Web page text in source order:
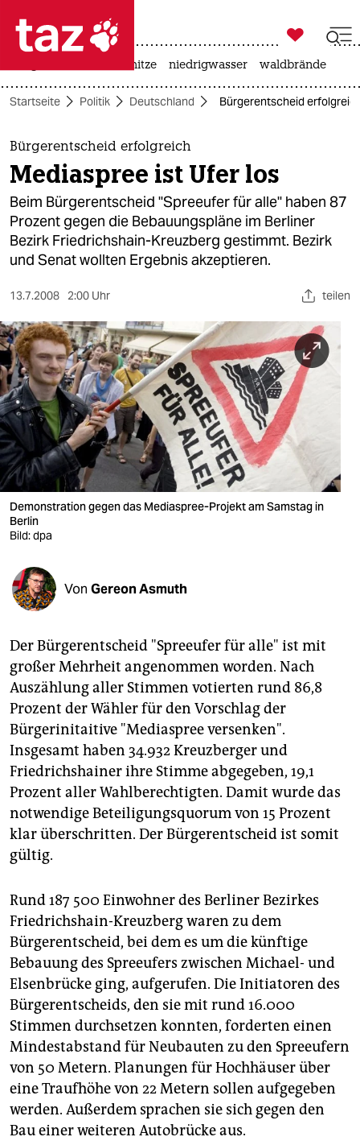
 taz zahl ich
taz zahl ich
themen
politik
öko
gesellschaft
kultur
sport
berlin
nord
wahrheit
verlag
verlag
veranstaltungen
shop
fragen & hilfe
abo
genossenschaft
epaper login

taz zahl ich
hitze niedrigwasser waldbrände
Startseite Politik Deutschland Bürgerentscheid
Bürgerentscheid erfolgreich
Mediaspree ist Ufer los
Beim Bürgerentscheid "Spreeufer für alle" haben 87
Prozent gegen die Bebauungspläne im Berliner
Bezirk Friedrichshain-Kreuzberg gestimmt. Bezirk
und Senat wollten Ergebnis akzeptieren.
13.7.2008 2:00 Uhr teilen
Demonstration gegen das Mediaspree-Projekt am Samstag in
Berlin
Bild: dpa
Von Gereon Asmuth
Der Bürgerentscheid "Spreeufer für alle" ist mit
großer Mehrheit angenommen worden. Nach
Auszählung aller Stimmen votierten rund 86,8
Prozent der Wähler für den Vorschlag der
Bürgerinitaitive "Mediaspree versenken".
Insgesamt haben 34.932 Kreuzberger und
Friedrichshainer ihre Stimme abgegeben, 19,1
Prozent aller Wahlberechtigten. Damit wurde das
notwendige Beteiligungsquorum von 15 Prozent
klar überschritten. Der Bürgerentscheid ist somit
gültig.
Rund 187 500 Einwohner des Berliner Bezirkes
Friedrichshain-Kreuzberg waren zu dem
Bürgerentscheid, bei dem es um die künftige
Bebauung des Spreeufers zwischen Michael- und
Elsenbrücke ging, aufgerufen. Die Initiatoren des
Bürgerentscheids, den sie mit rund 16.000
Stimmen durchsetzen konnten, forderten einen
Mindestabstand für Neubauten zu den Spreeufern
von 50 Metern. Planungen für Hochhäuser über
eine Traufhöhe von 22 Metern sollen aufgegeben
werden. Außerdem sprachen sie sich gegen den
Bau einer weiteren Autobrücke aus.